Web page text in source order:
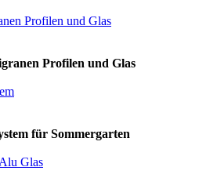
Profilen und Glas
für Sommergarten